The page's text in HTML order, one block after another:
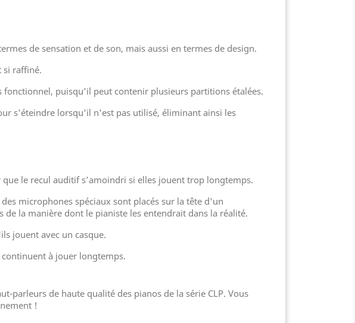
de sensation et de son, mais aussi en termes de design.
si raffiné.
fonctionnel, puisqu'il peut contenir plusieurs partitions étalées.
s'éteindre lorsqu'il n'est pas utilisé, éliminant ainsi les
le recul auditif s’amoindri si elles jouent trop longtemps.
microphones spéciaux sont placés sur la tête d'un
la manière dont le pianiste les entendrait dans la réalité.
jouent avec un casque.
à jouer longtemps.
parleurs de haute qualité des pianos de la série CLP. Vous
!